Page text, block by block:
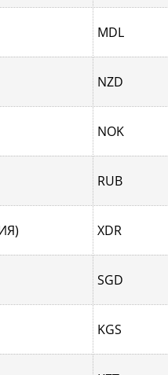
MDL
NZD
NOK
RUB
XDR
SGD
KGS